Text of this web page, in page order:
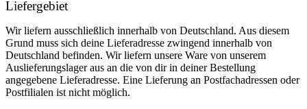
Liefergebiet
Wir liefern ausschließlich innerhalb von Deutschland. Aus diesem
Grund muss sich deine Lieferadresse zwingend innerhalb von
Deutschland befinden. Wir liefern unsere Ware von unserem
Auslieferungslager aus an die von dir in deiner Bestellung
angegebene Lieferadresse. Eine Lieferung an Postfachadressen oder
Postfilialen ist nicht möglich.